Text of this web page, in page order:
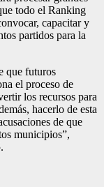
todo el Ranking
capacitar y
partidos para la
que futuros
el proceso de
los recursos para
hacerlo de esta
de que
municipios”,